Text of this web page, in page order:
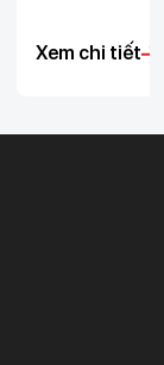
hành kinh
Xem chi tiết